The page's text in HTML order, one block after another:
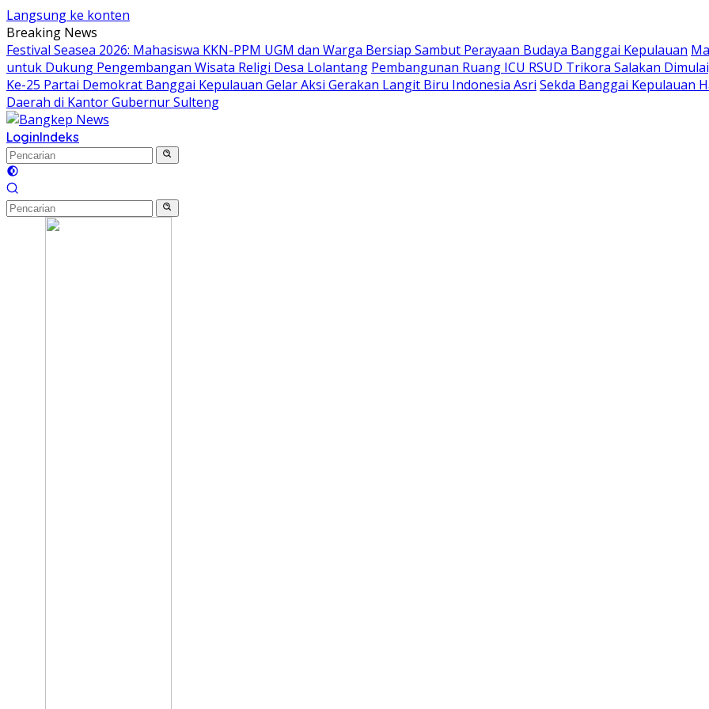
Langsung ke konten
Breaking News
Festival Seasea 2026: Mahasiswa KKN-PPM UGM dan Warga Bersiap Sambut Perayaan Budaya Banggai Kepulauan
untuk Dukung Pengembangan Wisata Religi Desa Lolantang Pembangunan Ruang ICU RSUD Trikora Salakan
Ke-25 Partai Demokrat Banggai Kepulauan Gelar Aksi Gerakan Langit Biru Indonesia Asri Sekda Banggai Kepulauan
Daerah di Kantor Gubernur Sulteng
LoginIndeks